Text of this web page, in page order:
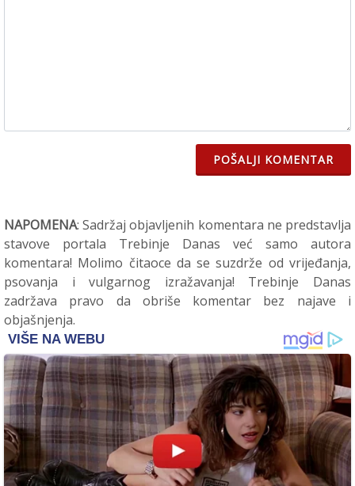
POŠALJI KOMENTAR
NAPOMENA: Sadržaj objavljenih komentara ne predstavlja
stavove portala Trebinje Danas već samo autora
komentara! Molimo čitaoce da se suzdrže od vrijeđanja,
psovanja i vulgarnog izražavanja! Trebinje Danas
zadržava pravo da obriše komentar bez najave i
objašnjenja.